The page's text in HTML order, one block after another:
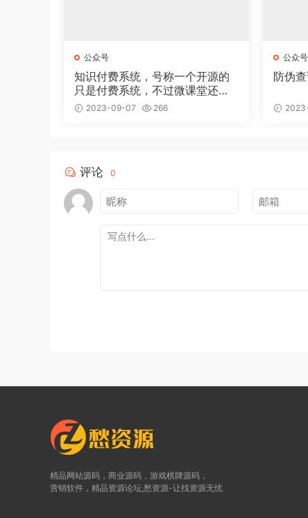
公众号
知识付费系统，号称一个开源的
只是付费系统，不过微课堂还是
比较不错的！
2023-09-07 266
公众号
防伪
评论 0
精品网站源码，商业源码，游戏棋牌源码，
营销软件，精品资源论坛,愁资源-让找资源无忧